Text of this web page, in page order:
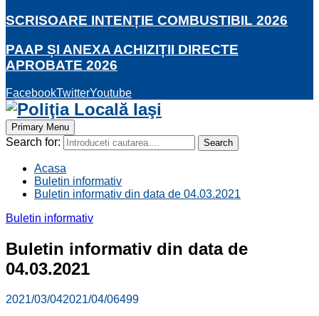
SCRISOARE INTENȚIE COMBUSTIBIL 2026
PAAP ȘI ANEXA ACHIZIȚII DIRECTE
APROBATE 2026
FacebookTwitterYoutube
Primary Menu
Search for: Search
Acasa
Buletin informativ
Buletin informativ din data de 04.03.2021
Buletin informativ
Buletin informativ din data de
04.03.2021
2021/03/042021/04/06499